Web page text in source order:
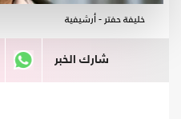
خليفة حفتر - أرشيفية
شارك الخبر